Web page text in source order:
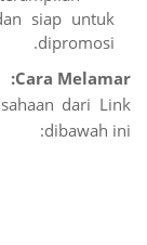
siap untuk
dipromosi.
Cara Melamar:
dari Link
dibawah ini: